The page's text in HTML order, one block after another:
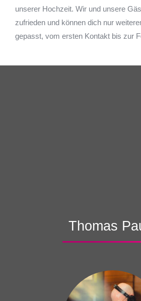
unserer Hochzeit. Wir und unsere
zufrieden und können dich nur
gepasst, vom ersten Kontakt bis zur
Thomas